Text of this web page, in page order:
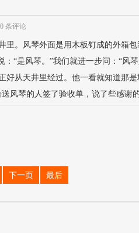
0 条评论
里。风琴外面是用木板钉成的外箱
“是风琴。”我们就进一步问：“风
从天井里经过。他一看就知道那
风琴的人签了验收单，说了些感谢
下一页 最后